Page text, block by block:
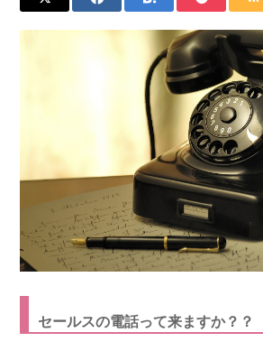
セールスの電話って来ますか？？